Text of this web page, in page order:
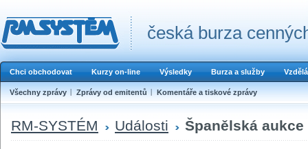
česká burza
Chci obchodovat Kurzy on-line Výsledky Burza a služby
Všechny zprávy Zprávy od emitentů Komentáře a tiskové zprávy
RM-SYSTÉM Události Španělská